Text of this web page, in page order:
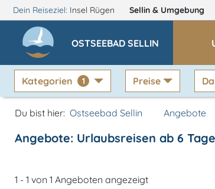
Dein Reiseziel: Insel Rügen Sellin & Umgebung
OSTSEEBAD SELLIN
Kategorien 1 Preise
Du bist hier: Ostseebad Sellin Angebote
Angebote: Urlaubsreisen ab 6
1 - 1 von 1 Angeboten angezeigt